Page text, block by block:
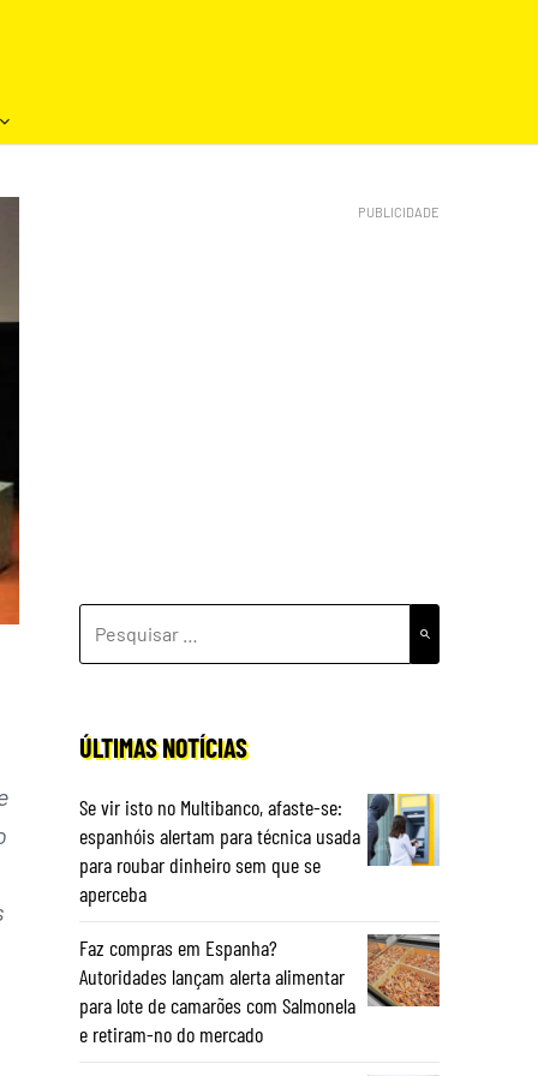
POR:
ÚLTIMAS NOTÍCIAS
Se vir isto no Multibanco, afaste-se:
espanhóis alertam para técnica usada
para roubar dinheiro sem que se
aperceba
Faz compras em Espanha?
Autoridades lançam alerta alimentar
para lote de camarões com Salmonela
e retiram-no do mercado